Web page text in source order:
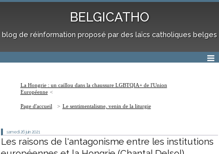
BELGICATHO
blog de réinformation proposé par des laïcs catholiques belges
La Hongrie : un caillou dans la chaussure LGBTQIA+ de l'Union
Européenne
Page d'accueil Le sentimentalisme, venin de la liturgie
samedi 26 juin 2021
Les raisons de l'antagonisme entre les institutions